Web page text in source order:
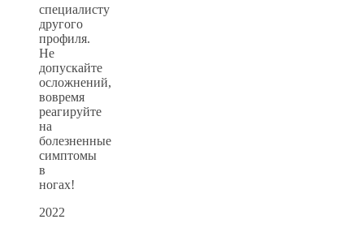
специалисту
другого
профиля.
Не
допускайте
осложнений,
вовремя
реагируйте
на
болезненные
симптомы
в
ногах!
2022